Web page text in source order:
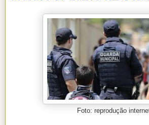
Foto: reprodução